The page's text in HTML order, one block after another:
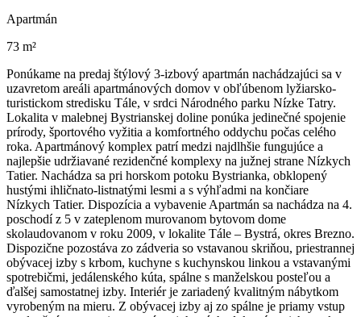
Apartmán
73 m²
Ponúkame na predaj štýlový 3-izbový apartmán nachádzajúci sa v
uzavretom areáli apartmánových domov v obľúbenom lyžiarsko-
turistickom stredisku Tále, v srdci Národného parku Nízke Tatry.
Lokalita v malebnej Bystrianskej doline ponúka jedinečné spojenie
prírody, športového vyžitia a komfortného oddychu počas celého
roka. Apartmánový komplex patrí medzi najdlhšie fungujúce a
najlepšie udržiavané rezidenčné komplexy na južnej strane Nízkych
Tatier. Nachádza sa pri horskom potoku Bystrianka, obklopený
hustými ihličnato-listnatými lesmi a s výhľadmi na končiare
Nízkych Tatier. Dispozícia a vybavenie Apartmán sa nachádza na 4.
poschodí z 5 v zateplenom murovanom bytovom dome
skolaudovanom v roku 2009, v lokalite Tále – Bystrá, okres Brezno.
Dispozične pozostáva zo zádveria so vstavanou skriňou, priestrannej
obývacej izby s krbom, kuchyne s kuchynskou linkou a vstavanými
spotrebičmi, jedálenského kúta, spálne s manželskou posteľou a
ďalšej samostatnej izby. Interiér je zariadený kvalitným nábytkom
vyrobeným na mieru. Z obývacej izby aj zo spálne je priamy vstup